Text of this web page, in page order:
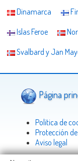
Dinamarca
Islas Feroe
Svalbard y Jan
Página
Politica de
Protección
Aviso legal